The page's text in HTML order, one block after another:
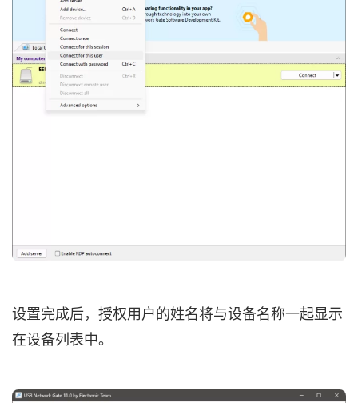
设置完成后，授权用户的姓名将与设备名称一起显示
在设备列表中。